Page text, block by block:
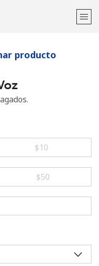
sesión →
producto
⁦$10⁩
⁦$50⁩